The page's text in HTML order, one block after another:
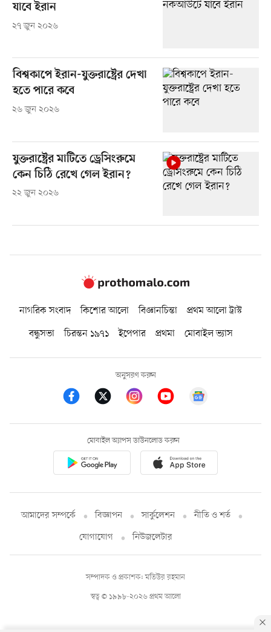
যাবে ইরান
২৭ জুন ২০২৬
বিশ্বকাপে ইরান-যুক্তরাষ্ট্রের দেখা
হতে পারে কবে
২৬ জুন ২০২৬
যুক্তরাষ্ট্রের মাটিতে ড্রেসিংরুমে
কেন চিঠি রেখে গেল ইরান?
২২ জুন ২০২৬
নাগরিক সংবাদ কিশোর আলো বিজ্ঞানচিন্তা
প্রথম আলো ট্রাস্ট
বন্ধুসভা
চিরন্তন ১৯৭১ ইপেপার প্রথমা মোবাইল ভ্যাস
অনুসরণ করুন
মোবাইল অ্যাপস ডাউনলোড করুন
আমাদের সম্পর্কে বিজ্ঞাপন সার্কুলেশন
নীতি ও শর্ত
যোগাযোগ
নিউজলেটার
স্বত্ব © ১৯৯৮-২০২৬ প্রথম আলো
সম্পাদক ও প্রকাশক: মতিউর রহমান